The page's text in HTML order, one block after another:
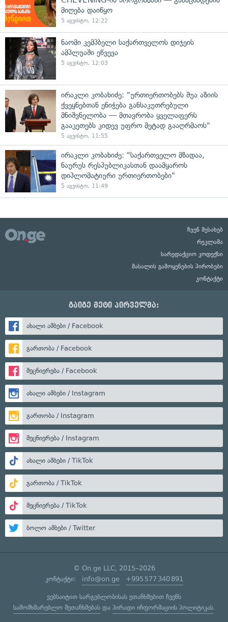
მიღება დაიწყო
5 აგვისტო, 12:22
ნაომი კემპბელი საქართველოს დიჯეის
ამპლუაში ეწვევა
5 აგვისტო, 12:03
ირაკლი კობახიძე: "ურთიერთობებს შუა აზიის
ქვეყნებთან ენიჭება განსაკუთრებული
მნიშვნელობა — მთავრობა ყველაფერს
გააკეთებს კიდევ უფრო მეტად გააღრმაოს"
5 აგვისტო, 11:55
ირაკლი კობახიძე: "საქართველო მზადაა,
ნაურუს რესპუბლიკასთან დაამყაროს
დიპლომატიური ურთიერთობები"
5 აგვისტო, 11:49
ჩვენ შესახებ
რეკლამა
სარედაქციო კოდექსი
მასალის გამოყენების პირობები
კონტაქტი
გაიგე მეტი პირველმა:
ახალი ამბები / Facebook
გართობა / Facebook
მეცნიერება / Facebook
ახალი ამბები / Instagram
გართობა / Instagram
მეცნიერება / Instagram
ახალი ამბები / TikTok
გართობა / TikTok
მეცნიერება / TikTok
ბოლო ამბები / Twitter
© On.ge LLC, 2015–2026
კონტაქტი: info@on.ge +995 577 340 891
ვებსაიტით სარგებლობისას ეთანხმებით ჩვენს
სამომხმარებლო შეთანხმებასდა პირადი ინფორმაციის პოლიტიკას.